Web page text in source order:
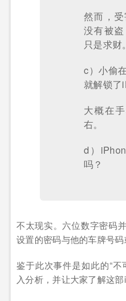
然而，
没有被
只是求财。
c）小偷
就解锁了
大概在
右。
d）
吗？
不太现实。六位数字密码
设置的密码与他的车牌号码
鉴于此次事件是如此的“
入分析，并让大家了解这